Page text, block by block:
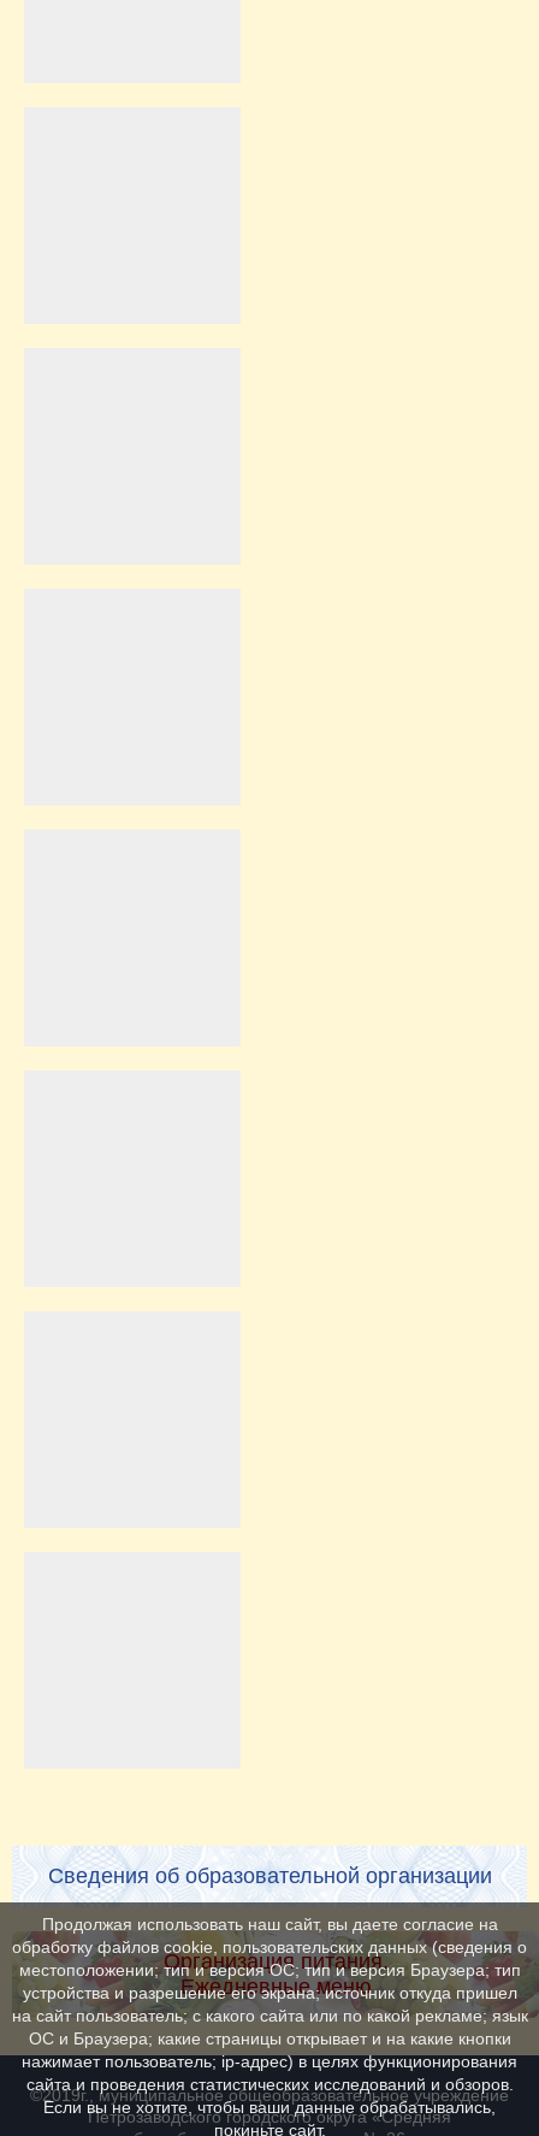
Сведения об образовательной организации
Организация питания.
Ежедневные меню
©2019г., муниципальное общеобразовательное учреждение
Петрозаводского городского округа «Средняя
Продолжая использовать наш сайт, вы даете согласие на
обработку файлов cookie, пользовательских данных (сведения о
местоположении; тип и версия ОС; тип и версия Браузера; тип
устройства и разрешение его экрана; источник откуда пришел
на сайт пользователь; с какого сайта или по какой рекламе; язык
ОС и Браузера; какие страницы открывает и на какие кнопки
нажимает пользователь; ip-адрес) в целях функционирования
сайта и проведения статистических исследований и обзоров.
Если вы не хотите, чтобы ваши данные обрабатывались,
покиньте сайт.